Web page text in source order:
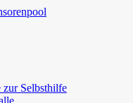
Selbsthilfe